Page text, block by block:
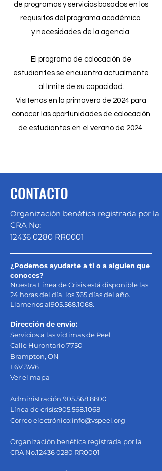
de programas y servicios basados en los
requisitos del programa académico.
y necesidades de la agencia.
El programa de colocación de
estudiantes se encuentra actualmente
al límite de su capacidad.
Visítenos en la primavera de 2024 para
conocer las oportunidades de colocación
de estudiantes en el verano de 2024.
CONTACTO
Organización benéfica registrada por la
CRA No:
12436 0280 RR0001
¿Podemos ayudarte a ti o a alguien que
conoces?
Nuestra Línea de Crisis está disponible las
24 horas del día, los 365 días del año.
Llamenos al905.568.1068.
Dirección de envio:
Servicios a las víctimas de Peel
Calle Hurontario 7750
Brampton, ON
L6V 3W6
Ver el mapa
Administración:905.568.8800
Línea de crisis:905.568.1068
Correo electrónico:info@vspeel.org
Organización benéfica registrada por la
CRA No.12436 0280 RR0001